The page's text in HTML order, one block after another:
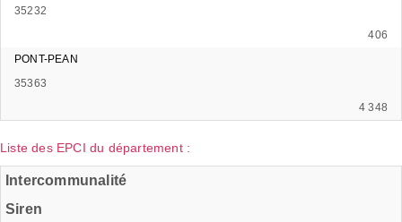
35232
406
PONT-PEAN
35363
4 348
Liste des EPCI du département :
Intercommunalité
Siren